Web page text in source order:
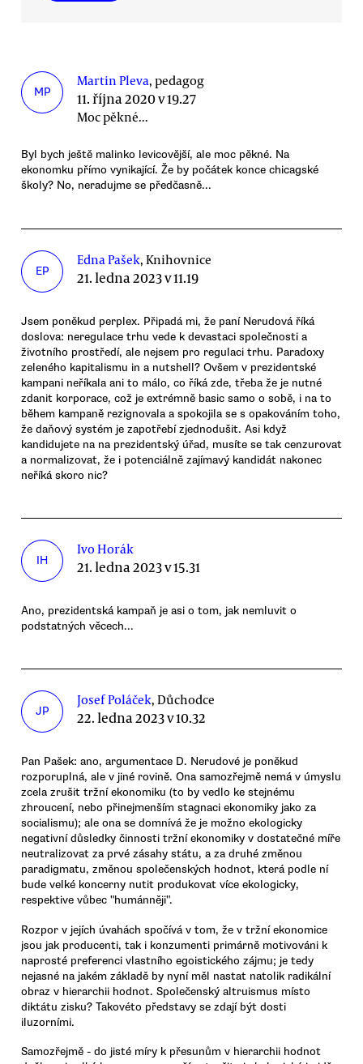
MP
Martin Pleva, pedagog
11. října 2020 v 19.27
Moc pěkné...
Byl bych ještě malinko levicovější, ale moc pěkné. Na
ekonomku přímo vynikající. Že by počátek konce chicagské
školy? No, neradujme se předčasně...
EP
Edna Pašek, Knihovnice
21. ledna 2023 v 11.19
Jsem poněkud perplex. Připadá mi, že paní Nerudová říká
doslova: neregulace trhu vede k devastaci společnosti a
životního prostředí, ale nejsem pro regulaci trhu. Paradoxy
zeleného kapitalismu in a nutshell? Ovšem v prezidentské
kampani neříkala ani to málo, co říká zde, třeba že je nutné
zdanit korporace, což je extrémně basic samo o sobě, i na to
během kampaně rezignovala a spokojila se s opakováním toho,
že daňový systém je zapotřebí zjednodušit. Asi když
kandidujete na na prezidentský úřad, musíte se tak cenzurovat
a normalizovat, že i potenciálně zajímavý kandidát nakonec
neříká skoro nic?
IH
Ivo Horák
21. ledna 2023 v 15.31
Ano, prezidentská kampaň je asi o tom, jak nemluvit o
podstatných věcech...
JP
Josef Poláček, Důchodce
22. ledna 2023 v 10.32
Pan Pašek: ano, argumentace D. Nerudové je poněkud
rozporuplná, ale v jiné rovině. Ona samozřejmě nemá v úmyslu
zcela zrušit tržní ekonomiku (to by vedlo ke stejnému
zhroucení, nebo přinejmenším stagnaci ekonomiky jako za
socialismu); ale ona se domnívá že je možno ekologicky
negativní důsledky činnosti tržní ekonomiky v dostatečné míře
neutralizovat za prvé zásahy státu, a za druhé změnou
paradigmatu, změnou společenských hodnot, která podle ní
bude velké koncerny nutit produkovat více ekologicky,
respektive vůbec "humánněji".
Rozpor v jejích úvahách spočívá v tom, že v tržní ekonomice
jsou jak producenti, tak i konzumenti primárně motivováni k
naprosté preferenci vlastního egoistického zájmu; je tedy
nejasné na jakém základě by nyní měl nastat natolik radikální
obraz v hierarchii hodnot. Společenský altruismus místo
diktátu zisku? Takovéto představy se zdají být dosti
iluzorními.
Samozřejmě - do jisté míry k přesunům v hierarchii hodnot